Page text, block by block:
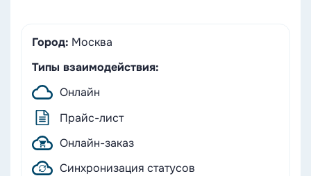
Город: Москва
Типы взаимодействия:
Онлайн
Прайс-лист
Онлайн-заказ
Синхронизация статусов